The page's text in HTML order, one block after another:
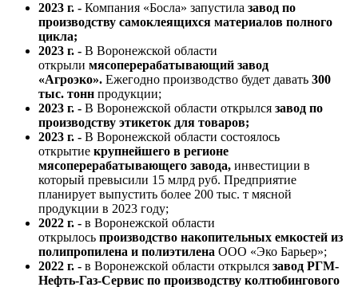
2023 г. - Компания «Босла» запустила завод по
производству самоклеящихся материалов полного
цикла;
2023 г. - В Воронежской области
открыли мясоперерабатывающий завод
«Агроэко». Ежегодно производство будет давать 300
тыс. тонн продукции;
2023 г. - В Воронежской области открылся завод по
производству этикеток для товаров;
2023 г. - В Воронежской области состоялось
открытие крупнейшего в регионе
мясоперерабатывающего завода, инвестиции в
который превысили 15 млрд руб. Предприятие
планирует выпустить более 200 тыс. т мясной
продукции в 2023 году;
2022 г. - в Воронежской области
открылось производство накопительных емкостей из
полипропилена и полиэтилена ООО «Эко Барьер»;
2022 г. - в Воронежской области открылся завод РГМ-
Нефть-Газ-Сервис по производству колтюбингового